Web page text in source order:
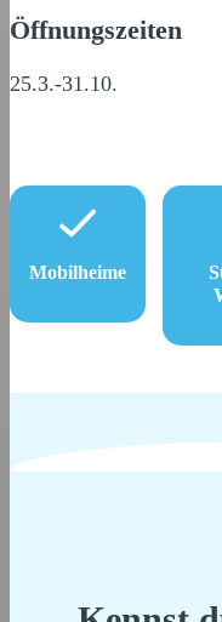
Öffnungszeiten
25.3.-31.10.
Mobilheime